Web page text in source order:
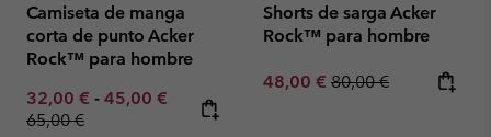
Camiseta de manga
corta de punto Acker
Rock™ para hombre
Minimum sale price:
32,00 € - Maximum sale price:
45,00 € Regular price:
65,00 €
Shorts de sarga Acker
Rock™ para hombre
Sale price:
48,00 € Regular price:
80,00 €